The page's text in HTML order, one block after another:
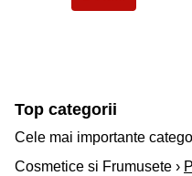
Top categorii
Cele mai importante
Cosmetice si Frumusete ›